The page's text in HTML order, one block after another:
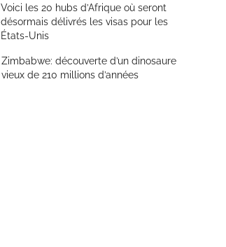
Voici les 20 hubs d’Afrique où seront
désormais délivrés les visas pour les
États-Unis
Zimbabwe: découverte d’un dinosaure
vieux de 210 millions d’années